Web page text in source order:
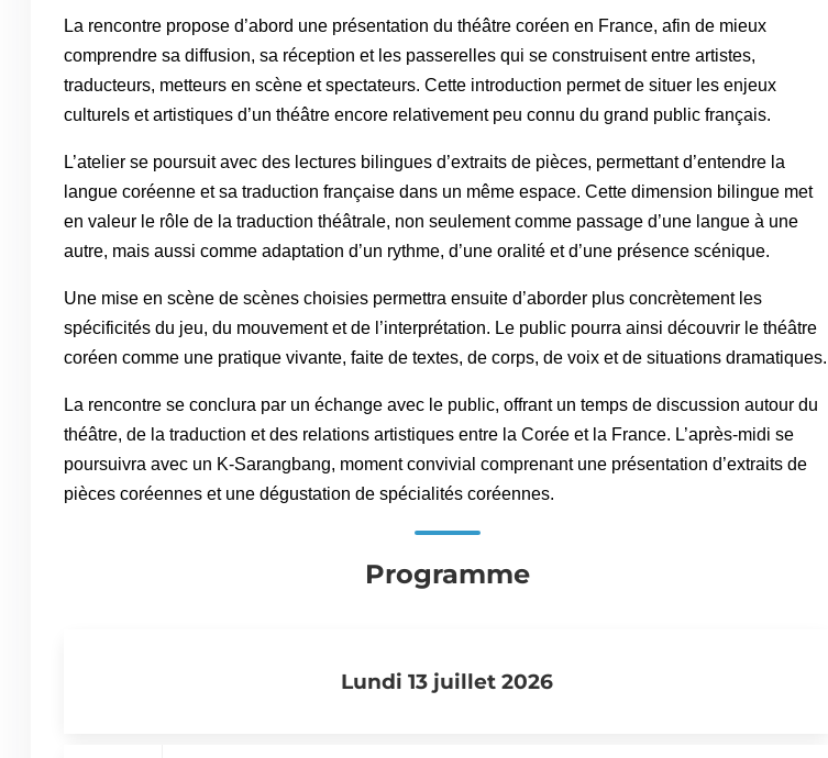
La rencontre propose d’abord une présentation du théâtre coréen en France, afin de mieux
comprendre sa diffusion, sa réception et les passerelles qui se construisent entre artistes,
traducteurs, metteurs en scène et spectateurs. Cette introduction permet de situer les enjeux
culturels et artistiques d’un théâtre encore relativement peu connu du grand public français.
L’atelier se poursuit avec des lectures bilingues d’extraits de pièces, permettant d’entendre la
langue coréenne et sa traduction française dans un même espace. Cette dimension bilingue met
en valeur le rôle de la traduction théâtrale, non seulement comme passage d’une langue à une
autre, mais aussi comme adaptation d’un rythme, d’une oralité et d’une présence scénique.
Une mise en scène de scènes choisies permettra ensuite d’aborder plus concrètement les
spécificités du jeu, du mouvement et de l’interprétation. Le public pourra ainsi découvrir le théâtre
coréen comme une pratique vivante, faite de textes, de corps, de voix et de situations dramatiques.
La rencontre se conclura par un échange avec le public, offrant un temps de discussion autour du
théâtre, de la traduction et des relations artistiques entre la Corée et la France. L’après-midi se
poursuivra avec un K-Sarangbang, moment convivial comprenant une présentation d’extraits de
pièces coréennes et une dégustation de spécialités coréennes.
Programme
Lundi 13 juillet 2026